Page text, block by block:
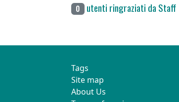
0 utenti ringraziati da Staff
Tags
Site map
About Us